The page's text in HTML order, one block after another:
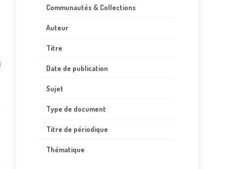
Communautés & Collections
Auteur
Titre
Date de publication
Sujet
Type de document
Titre de périodique
Thématique